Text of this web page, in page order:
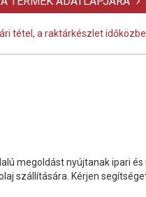
tétel, a raktárkészlet
megoldást nyújtanak ipari
szállítására. Kérjen